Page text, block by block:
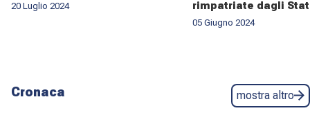
20 Luglio 2024
rimpatriate dagli
05 Giugno 2024
Cronaca mostra altro